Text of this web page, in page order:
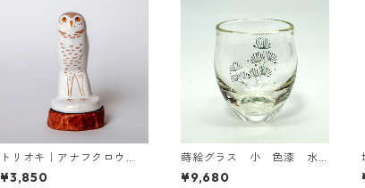
トリオキ｜アナフクロウ
【タクミクラフト限定】
¥3,850
蒔絵グラス 小 色漆 水
草
¥9,680